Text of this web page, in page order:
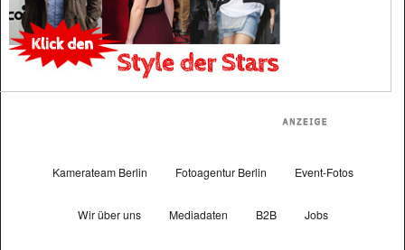
Kamerateam Berlin Fotoagentur Berlin Event-Fotos
Wir über uns Mediadaten B2B Jobs